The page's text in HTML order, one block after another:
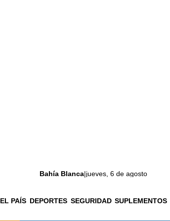
Bahía Blanca|jueves, 6 de agosto
EL PAÍS DEPORTES SEGURIDAD SUPLEMENTOS